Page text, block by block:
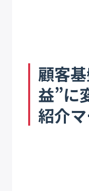
顧客
益”に
紹介